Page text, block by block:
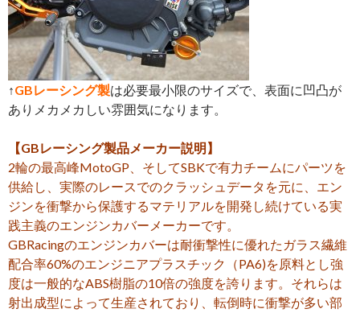
↑GBレーシング製は必要最小限のサイズで、表面に凹凸が
ありメカメカしい雰囲気になります。
【GBレーシング製品メーカー説明】
2輪の最高峰MotoGP、そしてSBKで有力チームにパーツを
供給し、実際のレースでのクラッシュデータを元に、エン
ジンを衝撃から保護するマテリアルを開発し続けている実
践主義のエンジンカバーメーカーです。
GBRacingのエンジンカバーは耐衝撃性に優れたガラス繊維
配合率60%のエンジニアプラスチック（PA6)を原料とし強
度は一般的なABS樹脂の10倍の強度を誇ります。それらは
射出成型によって生産されており、転倒時に衝撃が多い部